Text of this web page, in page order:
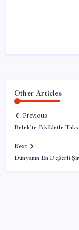
Other Articles
Previous
Belek’te Bisikletle
Next
Dünyanın En Değerli